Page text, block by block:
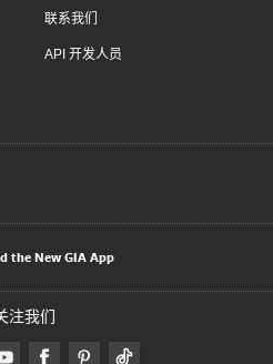
联系我们
API 开发人员
the New GIA App
注我们